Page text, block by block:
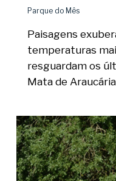
Parque do Mês
Paisagens
temperaturas
resguardam os
Mata de